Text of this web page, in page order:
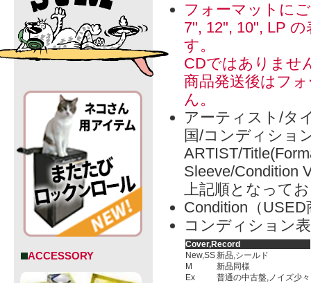
ACCESSORY
フォーマットに
7", 12", 10", LP
す。
CDではありませ
商品発送後はフ
ん。
アーティスト/タ
国/コンディショ
ARTIST/
Sleeve/Condition
上記順となって
Condition（
コンディション
Cover,Record
New,SS新品,シールド
M
新品同様
Ex
普通の中古盤,ノイズ少々